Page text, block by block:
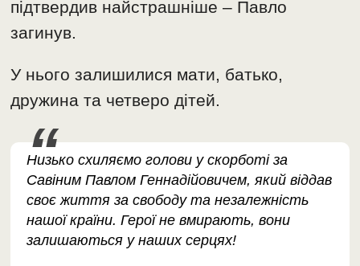
підтвердив найстрашніше – Павло
загинув.
У нього залишилися мати, батько,
дружина та четверо дітей.
Низько схиляємо голови у скорботі за
Савіним Павлом Геннадійовичем, який віддав
своє життя за свободу та незалежність
нашої країни. Герої не вмирають, вони
залишаються у наших серцях!